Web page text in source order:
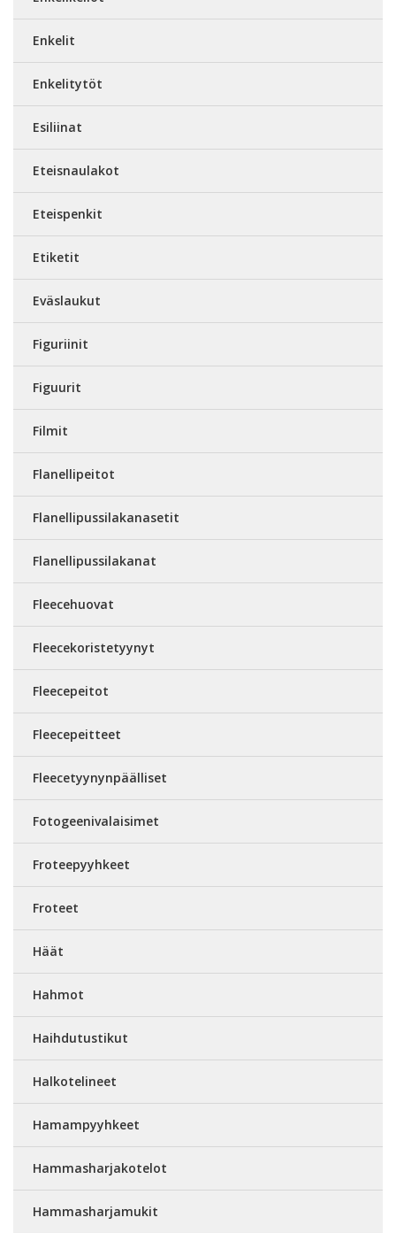
Enkelit
Enkelitytöt
Esiliinat
Eteisnaulakot
Eteispenkit
Etiketit
Eväslaukut
Figuriinit
Figuurit
Filmit
Flanellipeitot
Flanellipussilakanasetit
Flanellipussilakanat
Fleecehuovat
Fleecekoristetyynyt
Fleecepeitot
Fleecepeitteet
Fleecetyynynpäälliset
Fotogeenivalaisimet
Froteepyyhkeet
Froteet
Häät
Hahmot
Haihdutustikut
Halkotelineet
Hamampyyhkeet
Hammasharjakotelot
Hammasharjamukit